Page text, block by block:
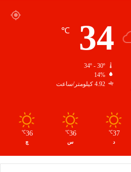
34
℃
14%
4.92 کیلومتر/ساعت
37
℃
د
36
℃
س
36
℃
چ